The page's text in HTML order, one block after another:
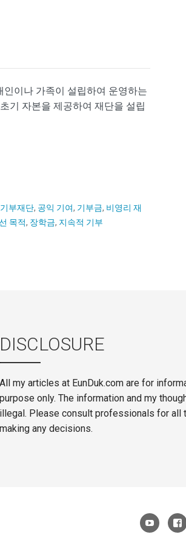
이나 가족이 설립하여 운영하는
기 자본을 제공하여 재단을 설립
부재단, 공익 기여, 기부금, 비영리 재
목적, 장학금, 지속적 기부
DISCLOSURE
All my articles at EunDuk.com are for
purpose only. The information and my
illegal. Please consult professionals for all
making any decisions.